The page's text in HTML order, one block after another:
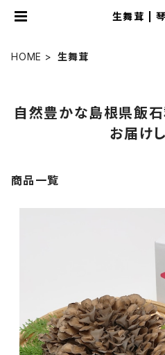
生舞茸 |
HOME 生舞茸
自然豊かな島根県飯
お届けし
商品一覧